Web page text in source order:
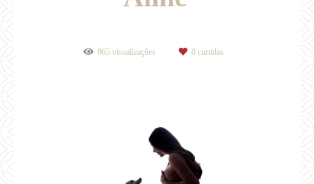
965 visualizações 0 curtidas